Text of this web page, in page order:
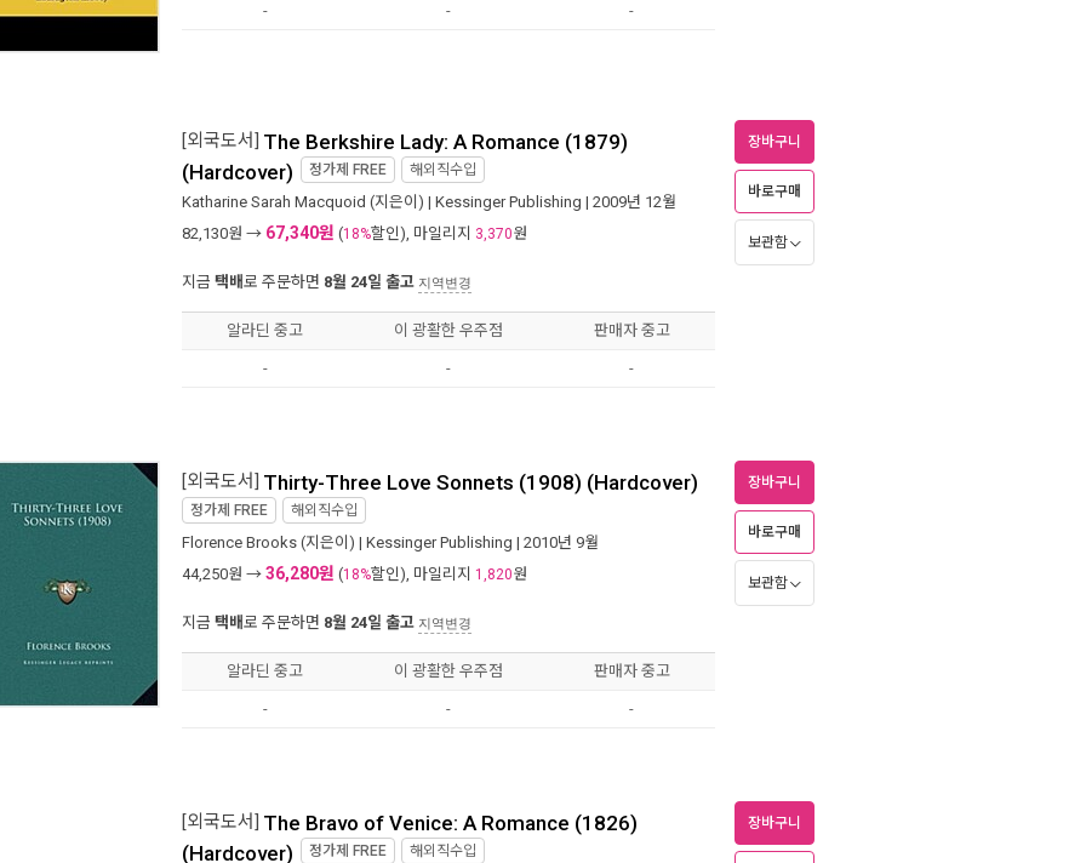
- - -
[외국도서] The Berkshire Lady: A Romance (1879)
(Hardcover) 정가제 FREE 해외직수입
Katharine Sarah Macquoid (지은이) | Kessinger Publishing | 2009년 12월
82,130원 → 67,340원 (18%할인), 마일리지 3,370원
지금 택배로 주문하면 8월 24일 출고 지역변경
장바구니
바로구매
보관함
알라딘 중고 이 광활한 우주점 판매자 중고
- - -
[외국도서] Thirty-Three Love Sonnets (1908) (Hardcover)
정가제 FREE 해외직수입
Florence Brooks (지은이) | Kessinger Publishing | 2010년 9월
44,250원 → 36,280원 (18%할인), 마일리지 1,820원
지금 택배로 주문하면 8월 24일 출고 지역변경
장바구니
바로구매
보관함
알라딘 중고 이 광활한 우주점 판매자 중고
- - -
[외국도서] The Bravo of Venice: A Romance (1826)
(Hardcover) 정가제 FREE 해외직수입
장바구니